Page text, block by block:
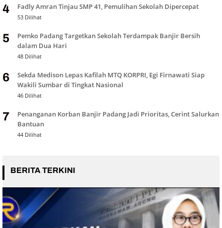
4 Fadly Amran Tinjau SMP 41, Pemulihan Sekolah Dipercepat
53 Dilihat
5
Pemko Padang Targetkan Sekolah Terdampak Banjir Bersih
dalam Dua Hari
48 Dilihat
6
Sekda Medison Lepas Kafilah MTQ KORPRI, Egi Firnawati Siap
Wakili Sumbar di Tingkat Nasional
46 Dilihat
7
Penanganan Korban Banjir Padang Jadi Prioritas, Cerint Salurkan
Bantuan
44 Dilihat
BERITA TERKINI